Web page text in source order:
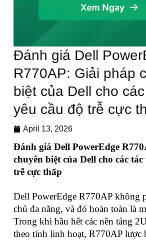
Đánh giá Dell
R770AP: Giải pháp
biệt của Dell cho
yêu cầu độ trễ cực
April 13, 2026
Đánh giá Dell PowerEdge
chuyên biệt của Dell cho các
trễ cực thấp
Dell PowerEdge R770AP không
chủ đa năng, và đó hoàn toàn là
Trong khi hầu hết các nền tảng
theo tính linh hoạt, R770AP lược